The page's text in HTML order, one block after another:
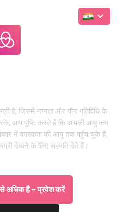
LIVE
है, जिसमें नग्नता और यौन गतिविधि के
आप पुष्टि करते हैं कि आपकी आयु कम
में वयस्कता की आयु तक पहुँच चुके हैं,
देखने के लिए सहमति देते हैं।
अधिक है - प्रवेश करें